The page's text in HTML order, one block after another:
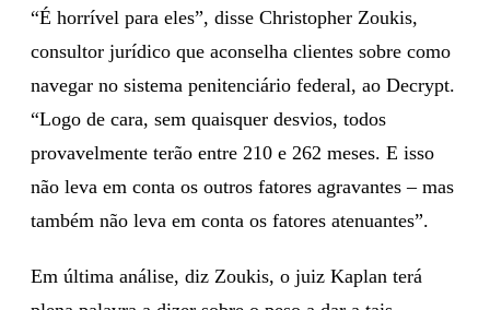
“É horrível para eles”, disse Christopher Zoukis,
consultor jurídico que aconselha clientes sobre como
navegar no sistema penitenciário federal, ao Decrypt.
“Logo de cara, sem quaisquer desvios, todos
provavelmente terão entre 210 e 262 meses. E isso
não leva em conta os outros fatores agravantes – mas
também não leva em conta os fatores atenuantes”.
Em última análise, diz Zoukis, o juiz Kaplan terá